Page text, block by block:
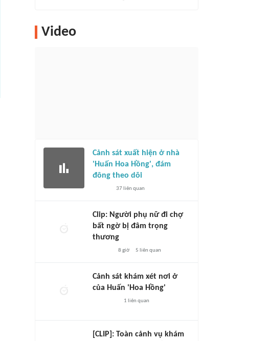
Video
Cảnh sát xuất hiện ở nhà
'Huấn Hoa Hồng', đám
đông theo dõi
37liên quan
Clip: Người phụ nữ đi chợ
bất ngờ bị đâm trọng
thương
8 giờ 5 liên quan
Cảnh sát khám xét nơi ở
của Huấn 'Hoa Hồng'
1 liên quan
[CLIP]: Toàn cảnh vụ khám